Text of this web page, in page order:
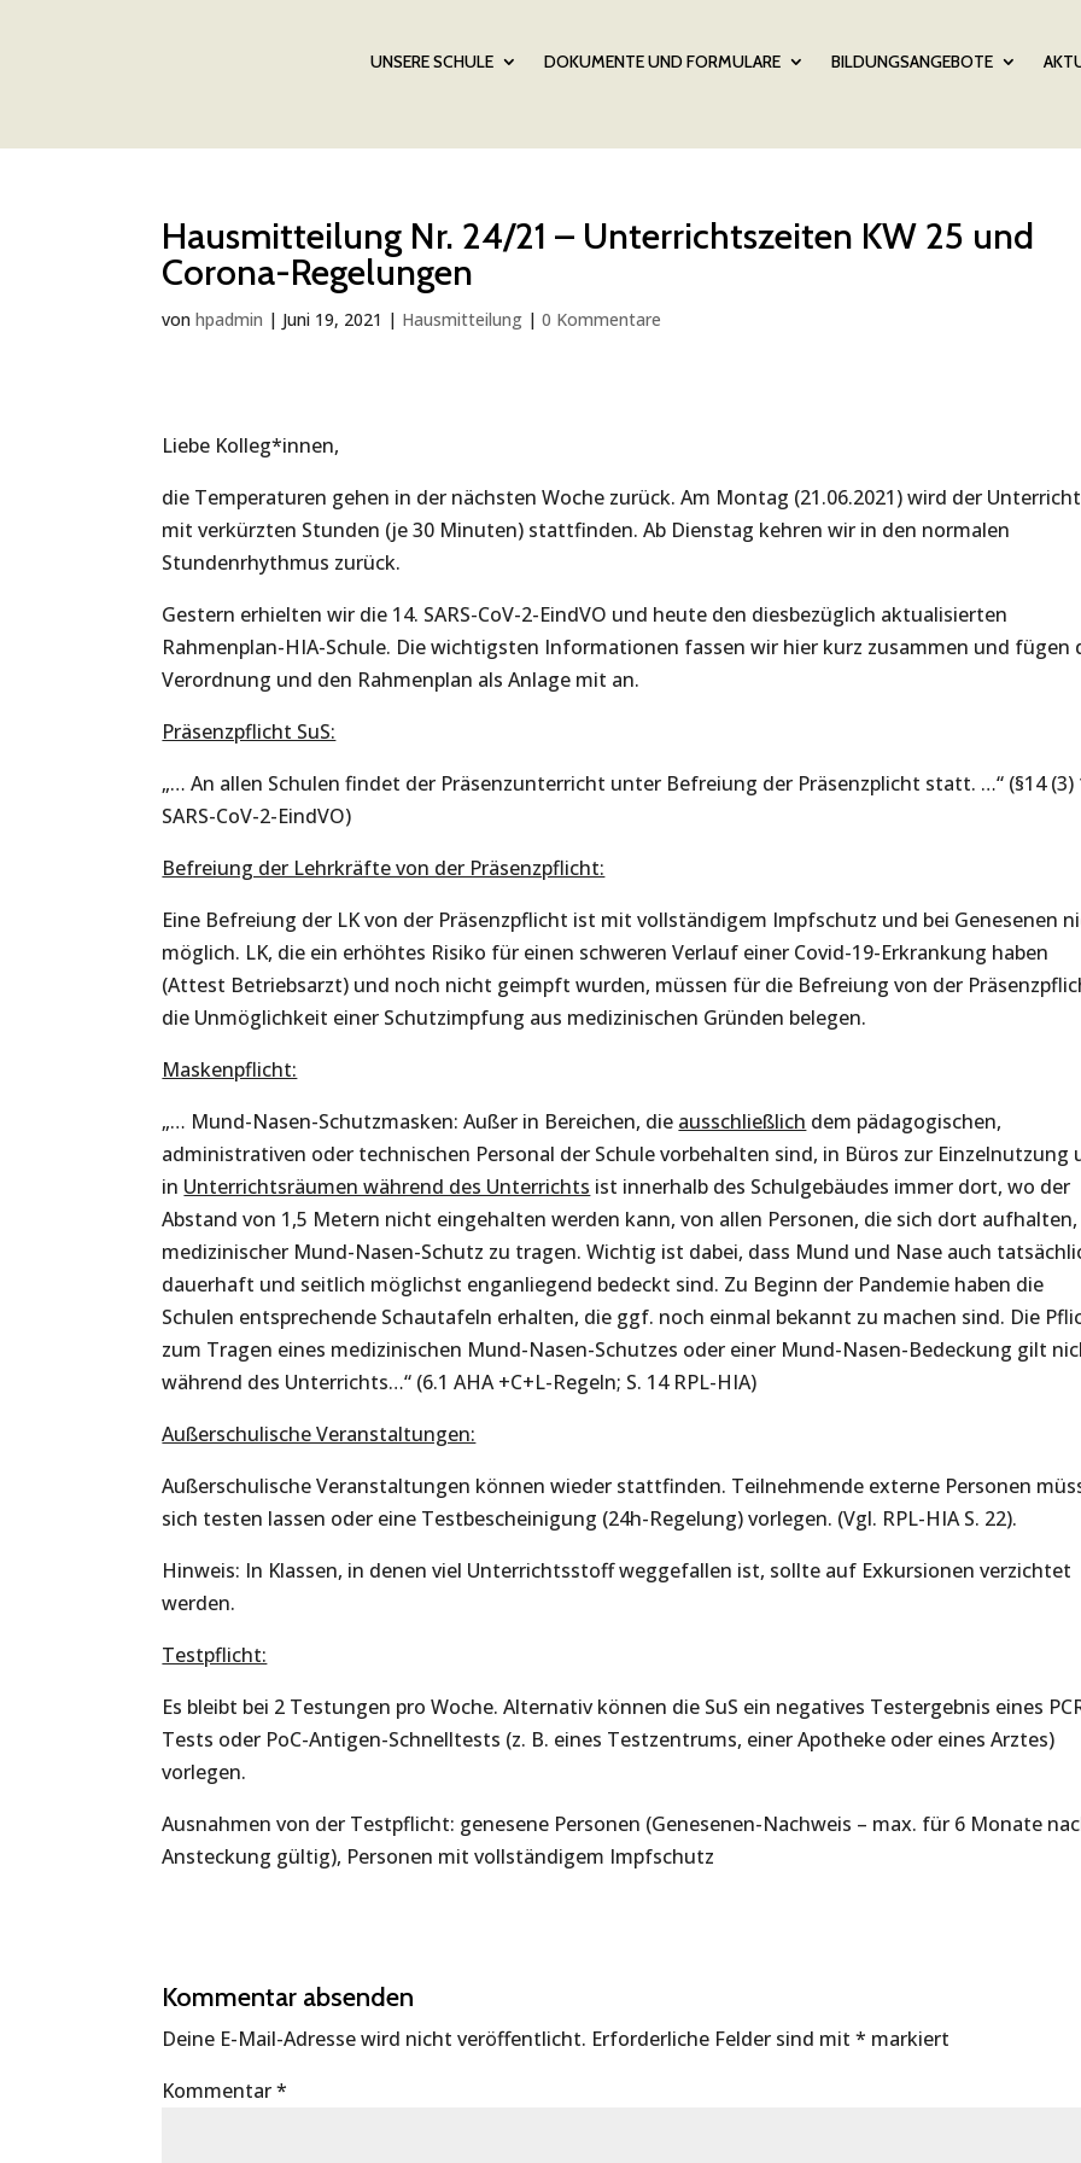
UNSERE SCHULE DOKUMENTE UND FORMULARE BILDUNGSANGEBOTE
Hausmitteilung Nr. 24/21 – Unterrichtszeiten KW 25 und
Corona-Regelungen
vonhpadmin | Juni 19, 2021 | Hausmitteilung |0 Kommentare
Liebe Kolleg*innen,
die Temperaturen gehen in der nächsten Woche zurück. Am Montag (21.06.2021) wird der Unterricht
mit verkürzten Stunden (je 30 Minuten) stattfinden. Ab Dienstag kehren wir in den normalen
Stundenrhythmus zurück.
Gestern erhielten wir die 14. SARS-CoV-2-EindVO und heute den diesbezüglich aktualisierten
Rahmenplan-HIA-Schule. Die wichtigsten Informationen fassen wir hier kurz zusammen und fügen
Verordnung und den Rahmenplan als Anlage mit an.
Präsenzpflicht SuS:
„… An allen Schulen findet der Präsenzunterricht unter Befreiung der Präsenzplicht statt. …“ (§14 (3)
SARS-CoV-2-EindVO)
Befreiung der Lehrkräfte von der Präsenzpflicht:
Eine Befreiung der LK von der Präsenzpflicht ist mit vollständigem Impfschutz und bei Genesenen
möglich. LK, die ein erhöhtes Risiko für einen schweren Verlauf einer Covid-19-Erkrankung haben
(Attest Betriebsarzt) und noch nicht geimpft wurden, müssen für die Befreiung von der
die Unmöglichkeit einer Schutzimpfung aus medizinischen Gründen belegen.
Maskenpflicht:
„… Mund-Nasen-Schutzmasken: Außer in Bereichen, die ausschließlich dem pädagogischen,
administrativen oder technischen Personal der Schule vorbehalten sind, in Büros zur Einzelnutzung
in Unterrichtsräumen während des Unterrichts ist innerhalb des Schulgebäudes immer dort, wo der
Abstand von 1,5 Metern nicht eingehalten werden kann, von allen Personen, die sich dort aufhalten,
medizinischer Mund-Nasen-Schutz zu tragen. Wichtig ist dabei, dass Mund und Nase auch
dauerhaft und seitlich möglichst enganliegend bedeckt sind. Zu Beginn der Pandemie haben die
Schulen entsprechende Schautafeln erhalten, die ggf. noch einmal bekannt zu machen sind. Die
zum Tragen eines medizinischen Mund-Nasen-Schutzes oder einer Mund-Nasen-Bedeckung gilt
während des Unterrichts…“ (6.1 AHA +C+L-Regeln; S. 14 RPL-HIA)
Außerschulische Veranstaltungen:
Außerschulische Veranstaltungen können wieder stattfinden. Teilnehmende externe Personen
sich testen lassen oder eine Testbescheinigung (24h-Regelung) vorlegen. (Vgl. RPL-HIA S. 22).
Hinweis: In Klassen, in denen viel Unterrichtsstoff weggefallen ist, sollte auf Exkursionen verzichtet
werden.
Testpflicht:
Es bleibt bei 2 Testungen pro Woche. Alternativ können die SuS ein negatives Testergebnis eines
Tests oder PoC-Antigen-Schnelltests (z. B. eines Testzentrums, einer Apotheke oder eines Arztes)
vorlegen.
Ausnahmen von der Testpflicht: genesene Personen (Genesenen-Nachweis – max. für 6 Monate
Ansteckung gültig), Personen mit vollständigem Impfschutz
Kommentar absenden
Deine E-Mail-Adresse wird nicht veröffentlicht. Erforderliche Felder sind mit* markiert
Kommentar*